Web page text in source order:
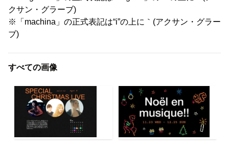
クサン・グラーブ)
※「machina」の正式表記は“i”の上に｀(アクサン・グラー
ブ)
すべての画像